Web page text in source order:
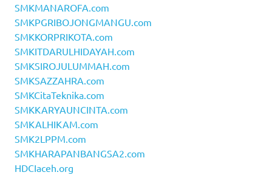
SMKMANAROFA.com
SMKPGRIBOJONGMANGU.com
SMKKORPRIKOTA.com
SMKITDARULHIDAYAH.com
SMKSIROJULUMMAH.com
SMKSAZZAHRA.com
SMKCitaTeknika.com
SMKKARYAUNCINTA.com
SMKALHIKAM.com
SMK2LPPM.com
SMKHARAPANBANGSA2.com
HDCIaceh.org